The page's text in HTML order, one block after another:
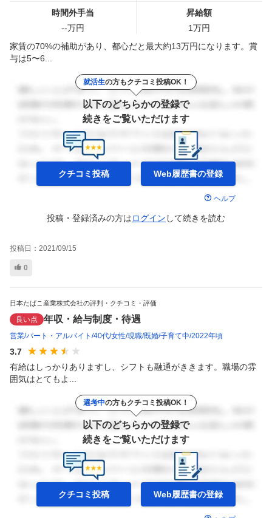
時間外手当
--万円
昇給額
1万円
家賃の70%の補助があり、都心だと最大約13万円になります。賞
与は5〜6...
就活生の方もクチコミ投稿OK！
以下のどちらかの登録で
続きをご覧いただけます
クチコミ投稿 Web履歴書の登録
ヘルプ
投稿・登録済みの方はログイン して続きを読む
投稿日： 2021/09/15
0
日本たばこ産業株式会社の評判・クチコミ・評価
良い点 年収・給与制度・待遇
営業 パート・アルバイト 40代 女性 現職 既婚 子育て中 2022年頃
3.7
有給はしっかりありますし、シフトも融通がききます。職場の雰
囲気はとてもよ...
選考中の方もクチコミ投稿OK！
以下のどちらかの登録で
続きをご覧いただけます
クチコミ投稿 Web履歴書の登録